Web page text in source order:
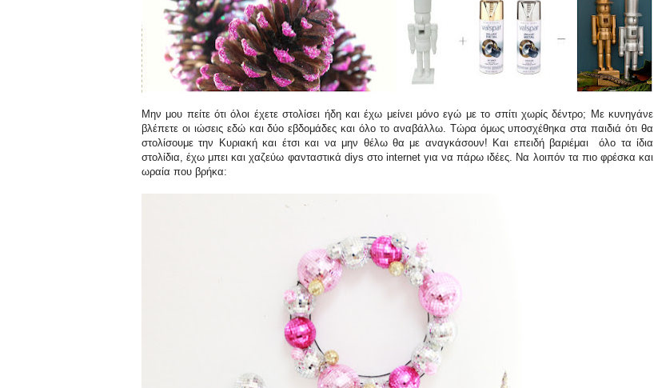
Μην μου πείτε ότι όλοι έχετε στολίσει ήδη και έχω μείνει μόνο εγώ με το σπίτι χωρίς δέντρο; Με κυνηγάνε
βλέπετε οι ιώσεις εδώ και δύο εβδομάδες και όλο το αναβάλλω. Τώρα όμως υποσχέθηκα στα παιδιά ότι θα
στολίσουμε την Κυριακή και έτσι και να μην θέλω θα με αναγκάσουν! Και επειδή βαριέμαι όλο τα ίδια
στολίδια, έχω μπει και χαζεύω φανταστικά diys στο internet για να πάρω ιδέες. Να λοιπόν τα πιο φρέσκα και
ωραία που βρήκα: